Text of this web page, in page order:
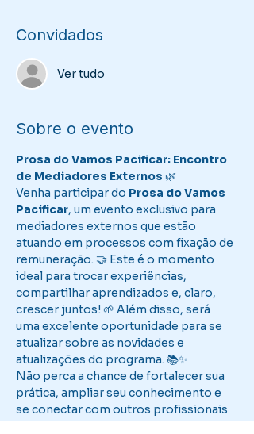
Convidados
Ver tudo
Sobre o evento
Prosa do Vamos Pacificar: Encontro
de Mediadores Externos 🌿
Venha participar do Prosa do Vamos
Pacificar, um evento exclusivo para
mediadores externos que estão
atuando em processos com fixação de
remuneração. 🤝 Este é o momento
ideal para trocar experiências,
compartilhar aprendizados e, claro,
crescer juntos! 🌱 Além disso, será
uma excelente oportunidade para se
atualizar sobre as novidades e
atualizações do programa. 📚✨
Não perca a chance de fortalecer sua
prática, ampliar seu conhecimento e
se conectar com outros profissionais
da área. Juntos, podemos continuar